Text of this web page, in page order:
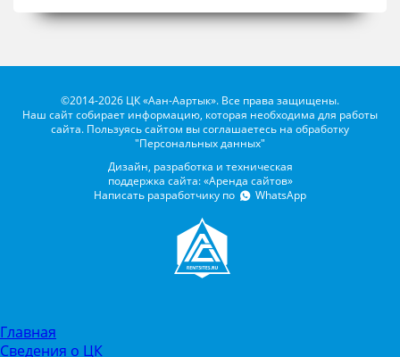
©2014-2026 ЦК «Аан-Аартык». Все права защищены.
Наш сайт собирает информацию, которая необходима для работы
сайта. Пользуясь сайтом вы соглашаетесь на обработку
"Персональных данных"
Дизайн, разработка и техническая
поддержка сайта: «Аренда сайтов»
Написать разработчику по
WhatsApp
Главная
Сведения о ЦК